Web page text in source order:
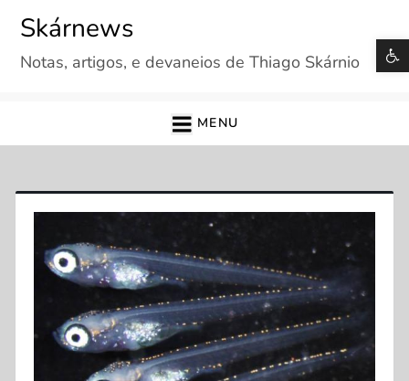
content
Skárnews
Notas, artigos, e devaneios de Thiago Skárnio
MENU